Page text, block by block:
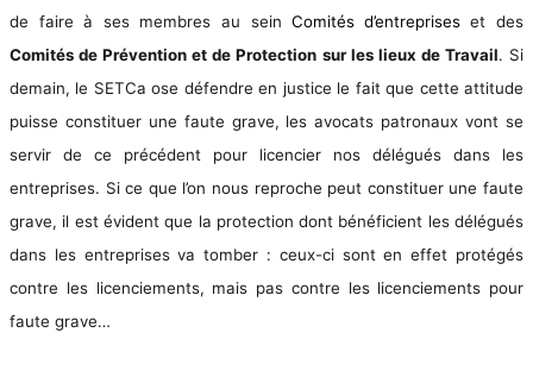
de faire à ses membres au seinComités d’entrepriseset des
Comités de Prévention et de Protection sur les lieux de Travail. Si
demain, le SETCa ose défendre en justice le fait que cette attitude
puisse constituer une faute grave, les avocats patronaux vont se
servir de ce précédent pour licencier nos délégués dans les
entreprises. Si ce que l’on nous reproche peut constituer une faute
grave, il est évident que la protection dont bénéficient les délégués
dans les entreprises va tomber : ceux-ci sont en effet protégés
contre les licenciements, mais pas contre les licenciements pour
faute grave…